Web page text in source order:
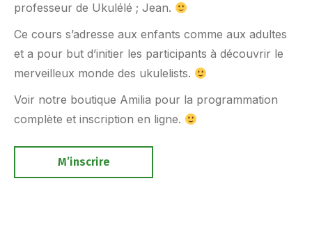
professeur de Ukulélé ; Jean.
Ce cours s’adresse aux enfants comme aux adultes
et a pour but d’initier les participants à découvrir le
merveilleux monde des ukulelists.
Voir notre boutique Amilia pour la programmation
complète et inscription en ligne.
M’inscrire